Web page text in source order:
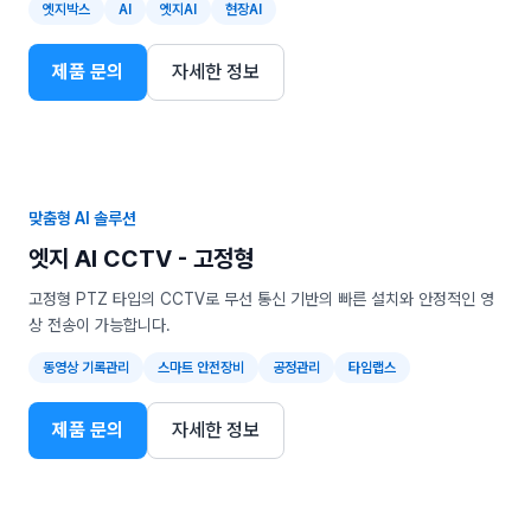
엣지박스 AI 엣지AI 현장AI
제품 문의 자세한 정보
맞춤형 AI 솔루션
엣지 AI CCTV - 고정형
고정형 PTZ 타입의 CCTV로 무선 통신 기반의 빠른 설치와 안정적인 영
상 전송이 가능합니다.
동영상 기록관리 스마트 안전장비 공정관리 타임랩스
제품 문의 자세한 정보